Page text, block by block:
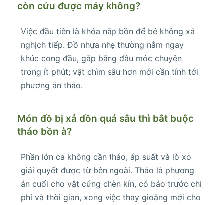
còn cứu được máy không?
Việc đầu tiên là khóa nắp bồn để bé không xả
nghịch tiếp. Đồ nhựa nhẹ thường nằm ngay
khúc cong đầu, gắp bằng đầu móc chuyên
trong ít phút; vật chìm sâu hơn mới cần tính tới
phương án tháo.
Món đồ bị xả dồn quá sâu thì bắt buộc
tháo bồn à?
Phần lớn ca không cần tháo, áp suất và lò xo
giải quyết được từ bên ngoài. Tháo là phương
án cuối cho vật cứng chèn kín, có báo trước chi
phí và thời gian, xong việc thay gioăng mới cho